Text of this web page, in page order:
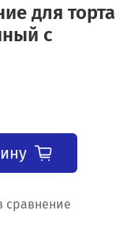
для торта
с
сравнение